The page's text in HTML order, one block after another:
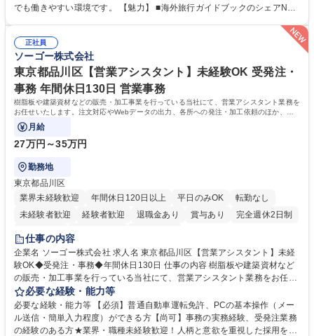
も牽引しております。観光推進支援においても、業界を牽引する意欲的な
国策事業です。「GOOD LUCK TRIP」は、海外旅行ガイドブックと同様
に、インバウンドのトップブランドに成長しております■旅が業務であ
り、日常です。旅好きにはこれ以上ない環境です 募集職種 【企画営業/行
政・企業向け観光推進支援】旅行ガイドブック『地球の歩き方』
でも働きやすい環境です。 【魅力】 ■海外旅行ガイドブックのシェアNo.1
ることが可能です。 ■国内旅行ガイドブックは立ち上げ間もない新規事業
であり、「地球の歩き方」としてどう取り組むか、共に形を作るコアメン
バーとして活躍いただきます。 学歴・資格 学歴：大学院 大学 語学力： 資
格：
正社員
ソーゴー株式会社
東京都品川区【営業アシスタント】未経験OK 受発注・
事務 年間休日130日 営業事務
樹脂板や建築資材などの販売・加工事業を行っている当社にて、営業アシスタント業務を
お任せいたします。注文対応やWebデータの出力、各所への発注・加工依頼のほか、電
話・メール対応等の事務業務を担当します。
月給
27万円～35万円
勤務地
東京都品川区
業界未経験歓迎
年間休日120日以上 平日のみOK
転勤なし
未経験者歓迎
経験者歓迎 退職金あり 賞与あり
完全週休2日制
交通費支給
仕事の内容
企業名 ソーゴー株式会社 求人名 東京都品川区【営業アシスタント】未経
験OK◆受発注・事務◆年間休日130日 仕事の内容 樹脂板や建築資材など
の販売・加工事業を行っている当社にて、営業アシスタント業務をお任せ
いたします。注文対応やWebデータの出力、各所への発注・加工依頼のほ
か、電話・メール対応等の事務業務を担当します。 ■受注・発注業務：FA
Xによる注文対応、Web発注データのプリントアウト、各仕入先・協力会
社への発注および加工依頼等 ■納品書・請求書の作成および発送手配 ■商
必要な経験・能力等
必要な経験・能力等 【必須】普通自動車運転免許、PCの基本操作（メー
ル送信・簡単入力程度）ができる方【尚可】事務の実務経験、受発注業務
の経験のある方★業界・職種未経験歓迎！人柄と意欲を重視した採用を行